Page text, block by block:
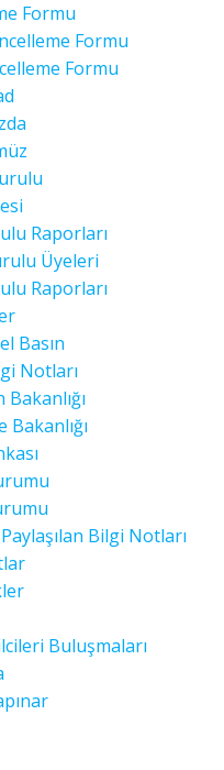
Formu
Formu
Formu
Raporları
Üyeleri
Raporları
Basın
Notları
Bilgi Notları
Buluşmaları